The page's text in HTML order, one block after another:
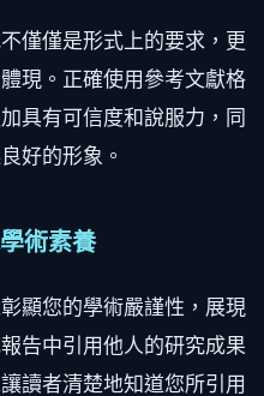
僅僅是形式上的要求，更
現。正確使用參考文獻格
具有可信度和說服力，同
好的形象。
術素養
顯您的學術嚴謹性，展現
告中引用他人的研究成果
讀者清楚地知道您所引用